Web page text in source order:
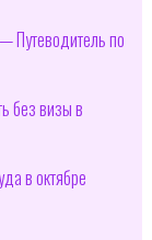
Путеводитель по
без визы в
в октябре